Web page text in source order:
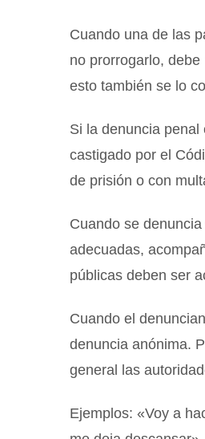
Cuando una de las
no prorrogarlo,
esto también se lo
Si la denuncia
castigado por el
de prisión o con
Cuando se
adecuadas,
públicas deben ser
Cuando el
denuncia anónima.
general las
Ejemplos: «Voy a